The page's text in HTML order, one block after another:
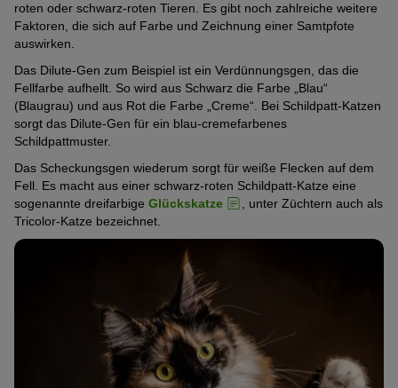
roten oder schwarz-roten Tieren. Es gibt noch zahlreiche weitere
Faktoren, die sich auf Farbe und Zeichnung einer Samtpfote
auswirken.
Das Dilute-Gen zum Beispiel ist ein Verdünnungsgen, das die
Fellfarbe aufhellt. So wird aus Schwarz die Farbe „Blau“
(Blaugrau) und aus Rot die Farbe „Creme“. Bei Schildpatt-Katzen
sorgt das Dilute-Gen für ein blau-cremefarbenes
Schildpattmuster.
Das Scheckungsgen wiederum sorgt für weiße Flecken auf dem
Fell. Es macht aus einer schwarz-roten Schildpatt-Katze eine
sogenannte dreifarbige Glückskatze
, unter Züchtern auch als
Tricolor-Katze bezeichnet.